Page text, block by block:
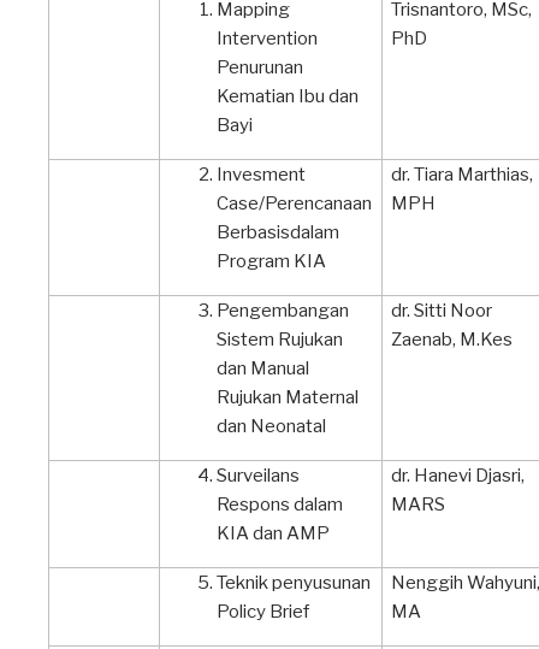
Mapping
Intervention
Penurunan
Kematian Ibu dan
Bayi
Trisnantoro, MSc,
PhD
Invesment
Case/Perencanaan
Berbasisdalam
Program KIA
dr. Tiara Marthias,
MPH
Pengembangan
Sistem Rujukan
dan Manual
Rujukan Maternal
dan Neonatal
dr. Sitti Noor
Zaenab, M.Kes
Surveilans
Respons dalam
KIA dan AMP
dr. Hanevi Djasri,
MARS
Teknik penyusunan
Policy Brief
Nenggih
MA